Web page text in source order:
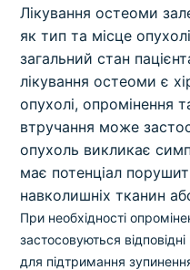
Лікування остеоми
як тип та місце
загальний стан
лікування остеоми є
опухолі, опромінення
втручання може
опухоль викликає
має потенціал
навколишніх тканин
При необхідності
застосовуються
для підтримання